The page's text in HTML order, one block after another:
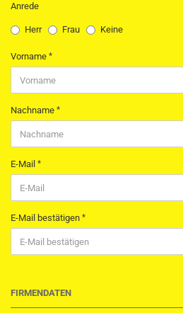
Anrede
Herr Frau Keine
Vorname
Nachname
E-Mail
E-Mail bestätigen
FIRMENDATEN